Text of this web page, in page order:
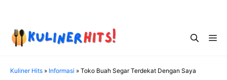
content
Kuliner Hits » Informasi » Toko Buah Segar Terdekat Dengan Saya